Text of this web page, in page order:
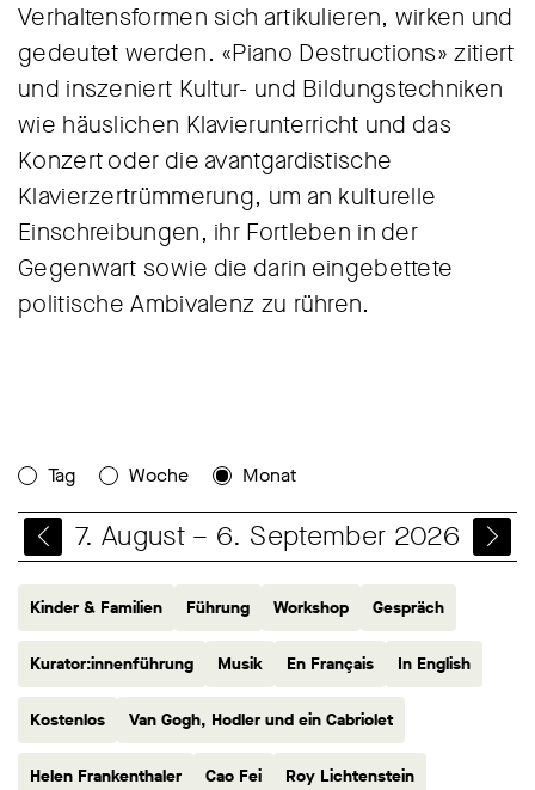
Verhaltensformen sich artikulieren, wirken und
gedeutet werden. «Piano Destructions» zitiert
und inszeniert Kultur- und Bildungstechniken
wie häuslichen Klavierunterricht und das
Konzert oder die avantgardistische
Klavierzertrümmerung, um an kulturelle
Einschreibungen, ihr Fortleben in der
Gegenwart sowie die darin eingebettete
politische Ambivalenz zu rühren.
Tag Woche Monat
7. August – 6. September 2026
Kinder & Familien Führung Workshop Gespräch
Kurator:innenführung Musik En Français In English
Kostenlos Van Gogh, Hodler und ein Cabriolet
Helen Frankenthaler Cao Fei Roy Lichtenstein